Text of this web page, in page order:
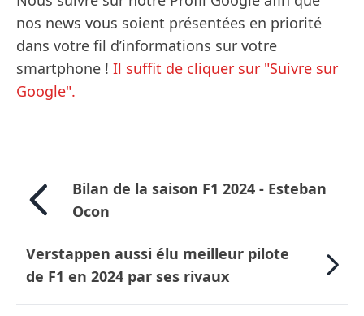
nos news vous soient présentées en priorité
dans votre fil d’informations sur votre
smartphone ! Il suffit de cliquer sur "Suivre sur
Google".
Bilan de la saison F1 2024 - Esteban
Ocon
Verstappen aussi élu meilleur pilote
de F1 en 2024 par ses rivaux